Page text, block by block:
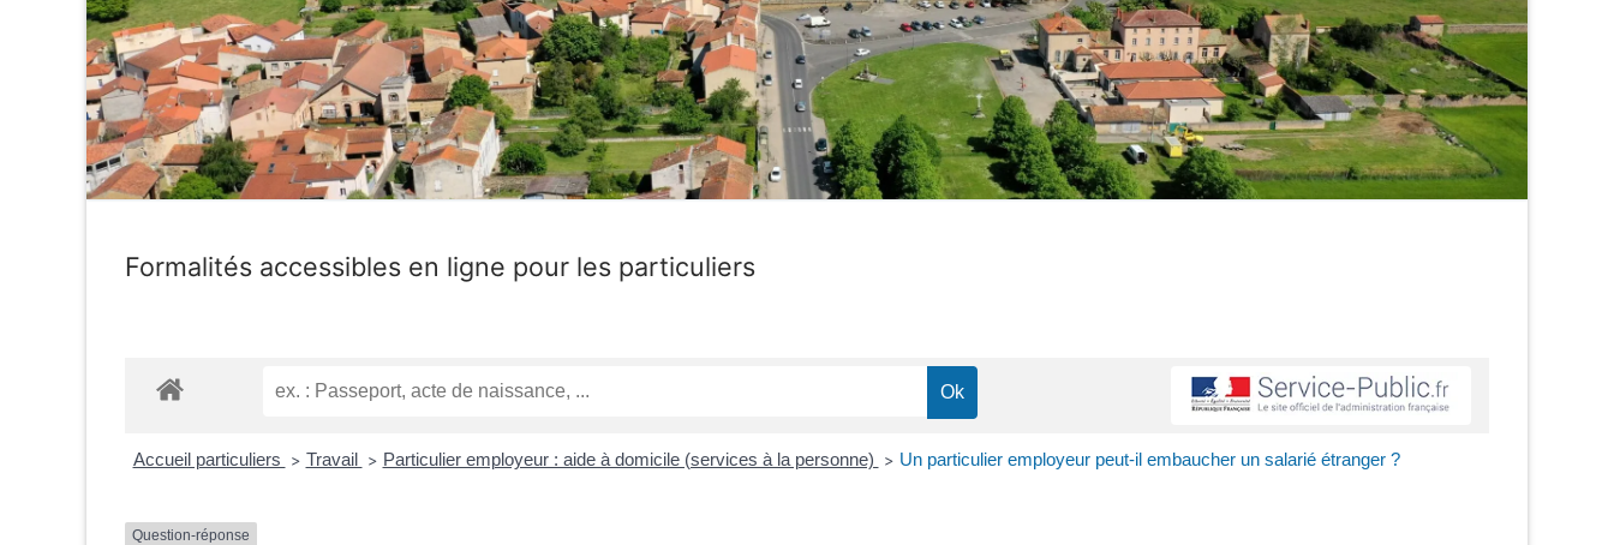
Formalités accessibles en ligne pour les particuliers
Accueil particuliers > Travail > Particulier employeur : aide à domicile (services à la personne) > Un particulier employeur peut-il embaucher un salarié étranger ?
Question-réponse